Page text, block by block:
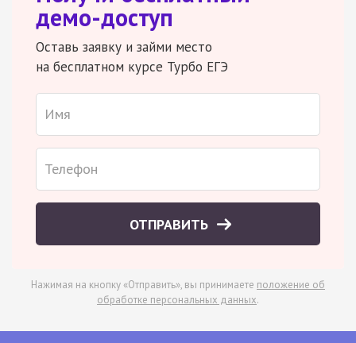
демо-доступ
Оставь заявку и займи место
на бесплатном курсе Турбо ЕГЭ
ОТПРАВИТЬ
Нажимая на кнопку «Отправить», вы принимаете положение об
обработке персональных данных.